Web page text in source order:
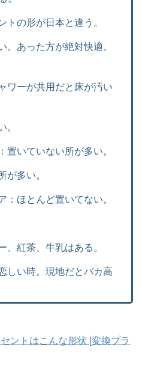
トの形が日本と違う。
。あった方が絶対快適。
ワーが共用だと床が汚い
。
置いていない所が多い。
が多い。
：ほとんど置いてない。
、紅茶、牛乳はある。
しい時。現地だとバカ高
ントはこんな形状 [変換プラ